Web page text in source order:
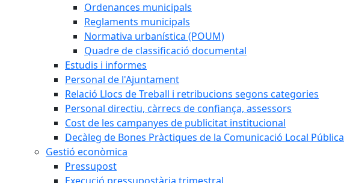
Ordenances municipals
Reglaments municipals
Normativa urbanística (POUM)
Quadre de classificació documental
Estudis i informes
Personal de l'Ajuntament
Relació Llocs de Treball i retribucions segons categories
Personal directiu, càrrecs de confiança, assessors
Cost de les campanyes de publicitat institucional
Decàleg de Bones Pràctiques de la Comunicació Local Pública
Gestió econòmica
Pressupost